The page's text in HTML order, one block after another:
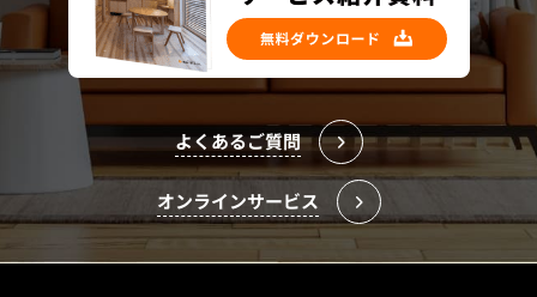
よくあるご質問
オンラインサービス